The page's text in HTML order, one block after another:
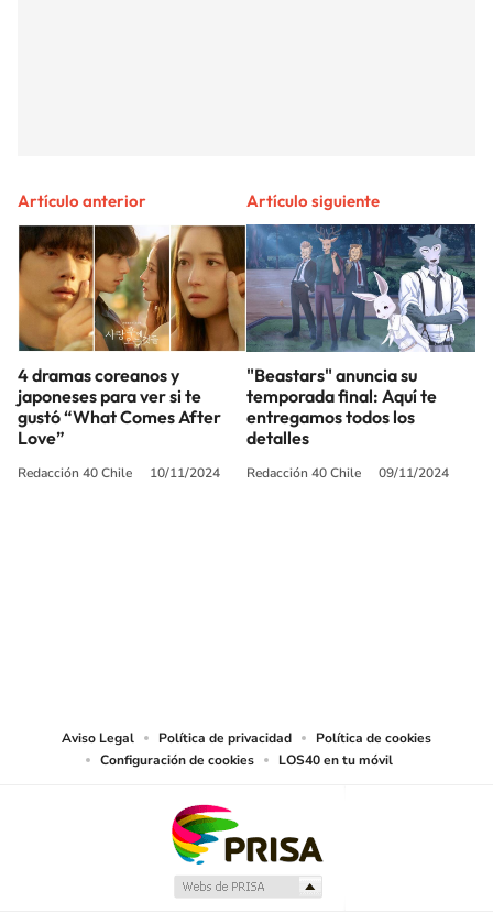
Artículo anterior
4 dramas coreanos y
japoneses para ver si te
gustó “What Comes After
Love”
Redacción 40 Chile 10/11/2024
Artículo siguiente
"Beastars" anuncia su
temporada final: Aquí te
entregamos todos los
detalles
Redacción 40 Chile 09/11/2024
Aviso Legal Política de privacidad
Política de cookies
Configuración de cookies
LOS40 en tu móvil